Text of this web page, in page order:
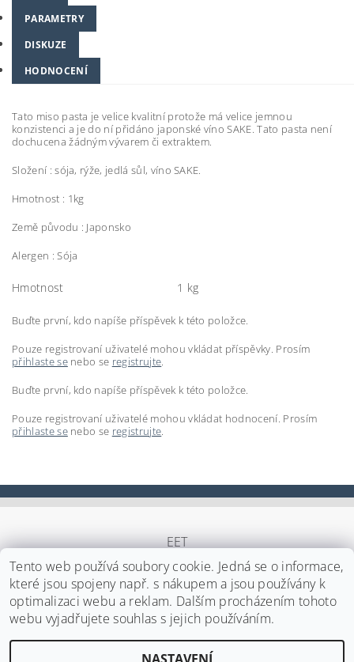
PARAMETRY
DISKUZE
HODNOCENÍ
Tato miso pasta je velice kvalitní protože má velice jemnou
konzistenci a je do ní přidáno japonské víno SAKE. Tato pasta není
dochucena žádným vývarem či extraktem.
Složení : sója, rýže, jedlá sůl, víno SAKE.
Hmotnost : 1kg
Země původu : Japonsko
Alergen : Sója
Hmotnost 1 kg
Buďte první, kdo napíše příspěvek k této položce.
Pouze registrovaní uživatelé mohou vkládat příspěvky. Prosím
přihlaste senebo se registrujte.
Buďte první, kdo napíše příspěvek k této položce.
Pouze registrovaní uživatelé mohou vkládat hodnocení. Prosím
přihlaste senebo se registrujte.
EET
2026 ©Japa Foods s.r.o. , všechna práva vyhrazenaUpravit nastavení cookies
Vytvořil Shoptet
Tento web používá soubory cookie. Jedná se o informace,
které jsou spojeny např. s nákupem a jsou používány k
optimalizaci webu a reklam. Dalším procházením tohoto
webu vyjadřujete souhlas s jejich používáním.